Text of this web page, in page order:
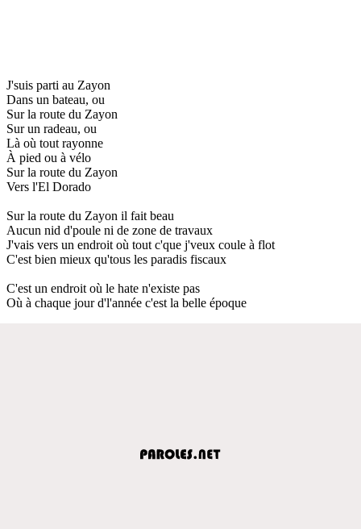
J'suis parti au Zayon
Dans un bateau, ou
Sur la route du Zayon
Sur un radeau, ou
Là où tout rayonne
À pied ou à vélo
Sur la route du Zayon
Vers l'El Dorado
Sur la route du Zayon il fait beau
Aucun nid d'poule ni de zone de travaux
J'vais vers un endroit où tout c'que j'veux coule à flot
C'est bien mieux qu'tous les paradis fiscaux
C'est un endroit où le hate n'existe pas
Où à chaque jour d'l'année c'est la belle époque